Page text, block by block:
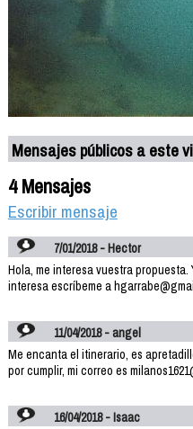
Mensajes públicos a este
4 Mensajes
Escribir mensaje
7/01/2018 - Hector
Hola, me interesa vuestra propuesta.
interesa escríbeme a
11/04/2018 - angel
Me encanta el itinerario, es
por cumplir, mi correo es
16/04/2018 - Isaac